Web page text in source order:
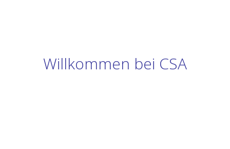
Willkommen bei CSA